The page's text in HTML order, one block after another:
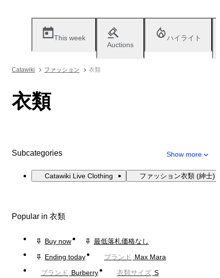
This week
Auctions
ハイライト
Catawiki ファッション 衣類
衣類
Subcategories Show more
Catawiki Live Clothing ファッション衣類 (紳士)
Popular in 衣類
Buy now
最低落札価格なし
Ending today
ブランド Max Mara
ブランド Burberry 衣類サイズ S